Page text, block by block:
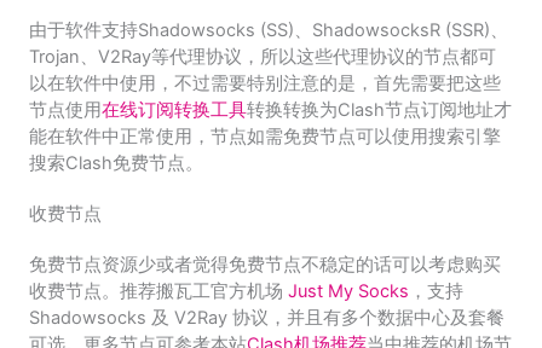
由于软件支持Shadowsocks (SS)、ShadowsocksR (SSR)、
Trojan、V2Ray等代理协议，所以这些代理协议的节点都可
以在软件中使用，不过需要特别注意的是，首先需要把这些
节点使用在线订阅转换工具转换转换为Clash节点订阅地址才
能在软件中正常使用，节点如需免费节点可以使用搜索引擎
搜索Clash免费节点。
收费节点
免费节点资源少或者觉得免费节点不稳定的话可以考虑购买
收费节点。推荐搬瓦工官方机场 Just My Socks ，支持
Shadowsocks 及 V2Ray 协议，并且有多个数据中心及套餐